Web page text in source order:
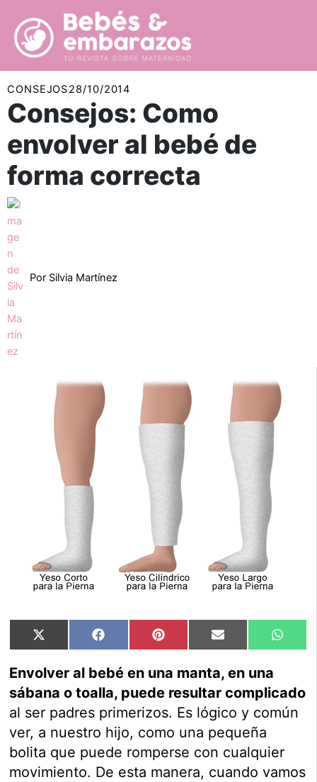
contenido
CONSEJOS28/10/2014
Consejos: Como
envolver al bebé de
forma correcta
Por Silvia Martínez
Compartir
en
X
(Twitter)
Compartir
en
Facebook Compartir
en
Pinterest Compartir
en
Email
en
Envolver al bebé en una manta, en una
sábana o toalla, puede resultar complicado
al ser padres primerizos. Es lógico y común
ver, a nuestro hijo, como una pequeña
bolita que puede romperse con cualquier
movimiento. De esta manera, cuando vamos